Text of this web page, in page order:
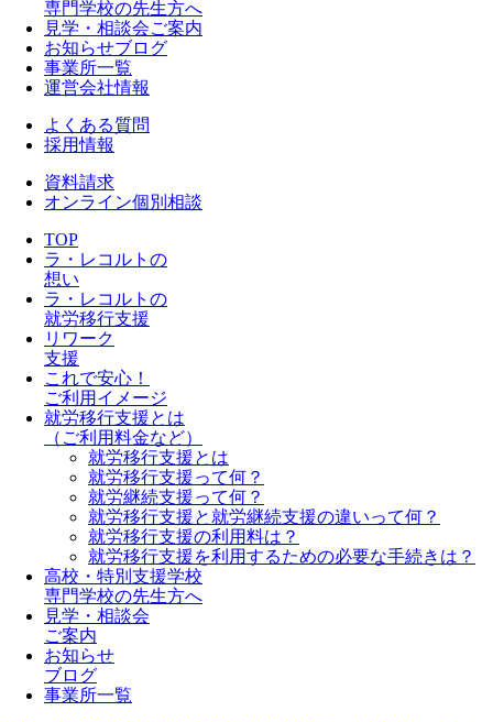
専門学校の先生方へ
見学・相談会ご案内
お知らせブログ
事業所一覧
運営会社情報
よくある質問
採用情報
資料請求
オンライン個別相談
TOP
ラ・レコルトの
想い
ラ・レコルトの
就労移行支援
リワーク
支援
これで安心！
ご利用イメージ
就労移行支援とは
（ご利用料金など）
就労移行支援とは
就労移行支援って何？
就労継続支援って何？
就労移行支援と就労継続支援の違いって何？
就労移行支援の利用料は？
就労移行支援を利用するための必要な手続きは？
高校・特別支援学校
専門学校の先生方へ
見学・相談会
ご案内
お知らせ
ブログ
事業所一覧